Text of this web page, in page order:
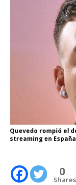
Quevedo rompió el
streaming en
0
Shares